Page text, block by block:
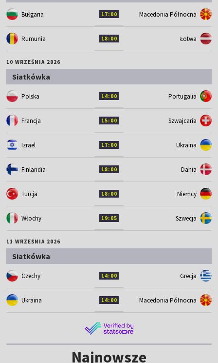
Bułgaria 17:00 Macedonia Północna
Rumunia 18:00 Łotwa
10 WRZEŚNIA 2026
Siatkówka
Polska 14:00 Portugalia
Francja 15:00 Szwajcaria
Izrael 17:00 Ukraina
Finlandia 18:00 Dania
Turcja 18:00 Niemcy
Włochy 19:05 Szwecja
11 WRZEŚNIA 2026
Siatkówka
Czechy 14:00 Grecja
Ukraina 14:00 Macedonia Północna
Najnowsze